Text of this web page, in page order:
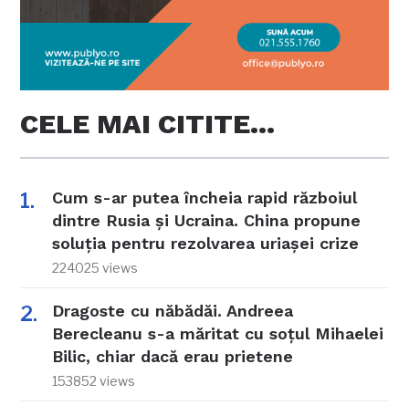
CELE MAI CITITE…
Cum s-ar putea încheia rapid războiul
dintre Rusia și Ucraina. China propune
soluția pentru rezolvarea uriașei crize
224025 views
Dragoste cu năbădăi. Andreea
Berecleanu s-a măritat cu soțul Mihaelei
Bilic, chiar dacă erau prietene
153852 views